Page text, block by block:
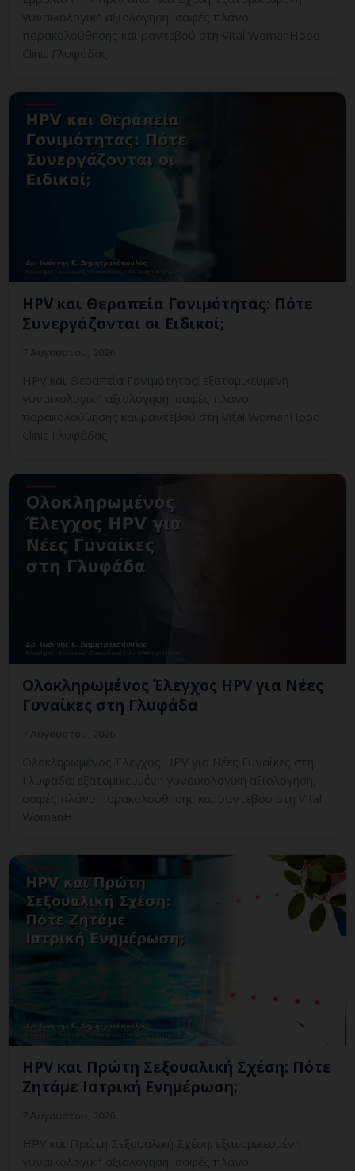
γυναικολογική αξιολόγηση, σαφές πλάνο
παρακολούθησης και ραντεβού στη Vital WomanHood
Clinic Γλυφάδας.
HPV και Θεραπεία Γονιμότητας: Πότε
Συνεργάζονται οι Ειδικοί;
HPV και Θεραπεία Γονιμότητας: εξατομικευμένη
γυναικολογική αξιολόγηση, σαφές πλάνο
παρακολούθησης και ραντεβού στη Vital WomanHood
Clinic Γλυφάδας.
Ολοκληρωμένος Έλεγχος HPV για Νέες
Γυναίκες στη Γλυφάδα
Ολοκληρωμένος Έλεγχος HPV για Νέες Γυναίκες στη
Γλυφάδα: εξατομικευμένη γυναικολογική αξιολόγηση,
σαφές πλάνο παρακολούθησης και ραντεβού στη Vital
WomanH
HPV και Πρώτη Σεξουαλική Σχέση: Πότε
Ζητάμε Ιατρική Ενημέρωση;
HPV και Πρώτη Σεξουαλική Σχέση: εξατομικευμένη
γυναικολογική αξιολόγηση, σαφές πλάνο